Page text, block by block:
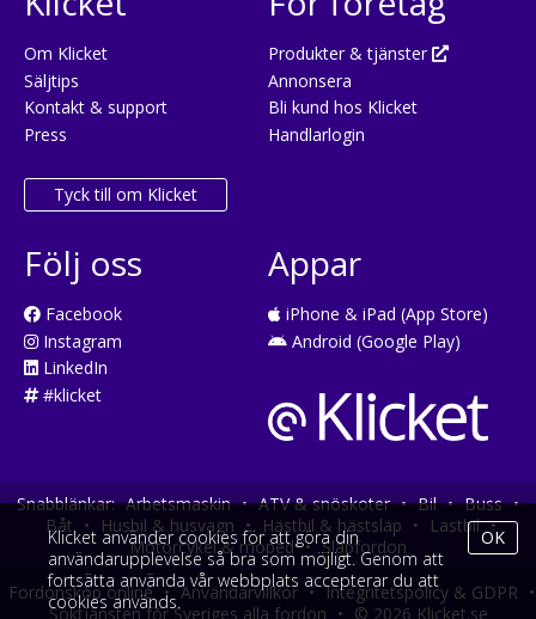
Om Klicket
Säljtips
Kontakt & support
Press
Tyck till om Klicket
Produkter & tjänster
Annonsera
Bli kund hos Klicket
Handlarlogin
Följ oss
Facebook
Instagram
LinkedIn
#klicket
Appar
iPhone & iPad (App Store)
Android (Google Play)
Snabblänkar: Arbetsmaskin • ATV & snöskoter • Bil • Buss •
Båt • Husbil & husvagn • Hästbil & hästsläp • Lastbil •
Motorcykel & moped • Släpfordon
Fordonsköp online • Användarvillkor • Integritetspolicy & GDPR •
Söktjänsten för Sveriges alla fordon • © 2026 Klicket.se
Klicket använder cookies för att göra din
användarupplevelse så bra som möjligt. Genom att
fortsätta använda vår webbplats accepterar du att
cookies används.
OK